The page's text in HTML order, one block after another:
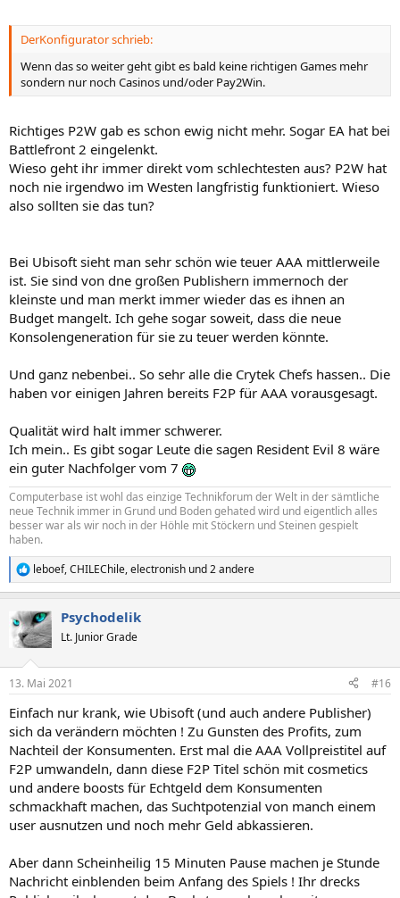
DerKonfigurator schrieb:
Wenn das so weiter geht gibt es bald keine richtigen Games mehr
sondern nur noch Casinos und/oder Pay2Win.
Richtiges P2W gab es schon ewig nicht mehr. Sogar EA hat bei
Battlefront 2 eingelenkt.
Wieso geht ihr immer direkt vom schlechtesten aus? P2W hat
noch nie irgendwo im Westen langfristig funktioniert. Wieso
also sollten sie das tun?
Bei Ubisoft sieht man sehr schön wie teuer AAA mittlerweile
ist. Sie sind von dne großen Publishern immernoch der
kleinste und man merkt immer wieder das es ihnen an
Budget mangelt. Ich gehe sogar soweit, dass die neue
Konsolengeneration für sie zu teuer werden könnte.
Und ganz nebenbei.. So sehr alle die Crytek Chefs hassen.. Die
haben vor einigen Jahren bereits F2P für AAA vorausgesagt.
Qualität wird halt immer schwerer.
Ich mein.. Es gibt sogar Leute die sagen Resident Evil 8 wäre
ein guter Nachfolger vom 7
Computerbase ist wohl das einzige Technikforum der Welt in der sämtliche
neue Technik immer in Grund und Boden gehated wird und eigentlich alles
besser war als wir noch in der Höhle mit Stöckern und Steinen gespielt
haben.
R
e
k
t
i
e
:
leboef,CHILEChile,electronish und 2 andere
Psychodelik
Lt. Junior Grade
13. Mai 2021 #16
Einfach nur krank, wie Ubisoft (und auch andere Publisher)
sich da verändern möchten ! Zu Gunsten des Profits, zum
Nachteil der Konsumenten. Erst mal die AAA Vollpreistitel auf
F2P umwandeln, dann diese F2P Titel schön mit cosmetics
und andere boosts für Echtgeld dem Konsumenten
schmackhaft machen, das Suchtpotenzial von manch einem
user ausnutzen und noch mehr Geld abkassieren.
Aber dann Scheinheilig 15 Minuten Pause machen je Stunde
Nachricht einblenden beim Anfang des Spiels ! Ihr drecks